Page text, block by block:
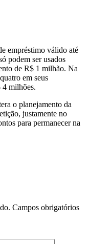
empréstimo válido até
podem ser usados
de R$ 1 milhão. Na
em seus
4 milhões.
o planejamento da
justamente no
para permanecer na
Campos obrigatórios